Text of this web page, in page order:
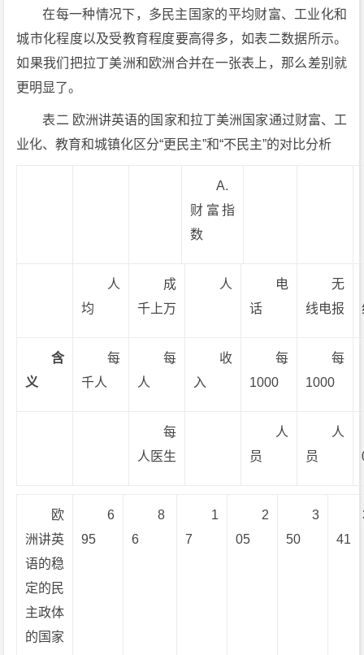
在每一种情况下，多民主国家的平均财富、工业化和
城市化程度以及受教育程度要高得多，如表二数据所示。
如果我们把拉丁美洲和欧洲合并在一张表上，那么差别就
更明显了。
表二 欧洲讲英语的国家和拉丁美洲国家通过财富、工
业化、教育和城镇化区分“更民主”和“不民主”的对比分析
A.
财富指
数
人
均
成
千上万
人
电
话
无
线电报
含
义
每
千人
每
人
收
入
每
1000
每
1000
每
人医生
人
员
人
员
欧
洲讲英
语的稳
定的民
主政体
的国家
6
95
8
6
1
7
2
05
3
50
41